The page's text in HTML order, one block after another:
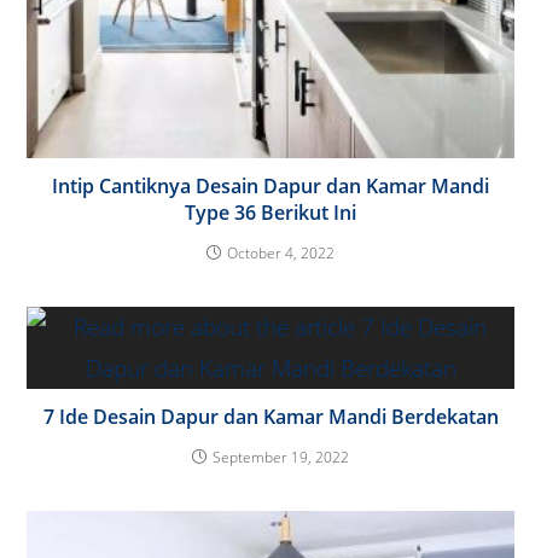
Intip Cantiknya Desain Dapur dan Kamar Mandi
Type 36 Berikut Ini
October 4, 2022
7 Ide Desain Dapur dan Kamar Mandi Berdekatan
September 19, 2022